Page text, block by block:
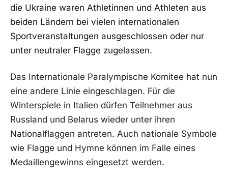
die Ukraine waren Athletinnen und Athleten aus
beiden Ländern bei vielen internationalen
Sportveranstaltungen ausgeschlossen oder nur
unter neutraler Flagge zugelassen.
Das Internationale Paralympische Komitee hat nun
eine andere Linie eingeschlagen. Für die
Winterspiele in Italien dürfen Teilnehmer aus
Russland und Belarus wieder unter ihren
Nationalflaggen antreten. Auch nationale Symbole
wie Flagge und Hymne können im Falle eines
Medaillengewinns eingesetzt werden.